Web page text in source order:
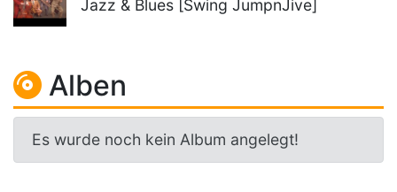
Jazz & Blues [Swing JumpnJive]
Alben
Es wurde noch kein Album angelegt!